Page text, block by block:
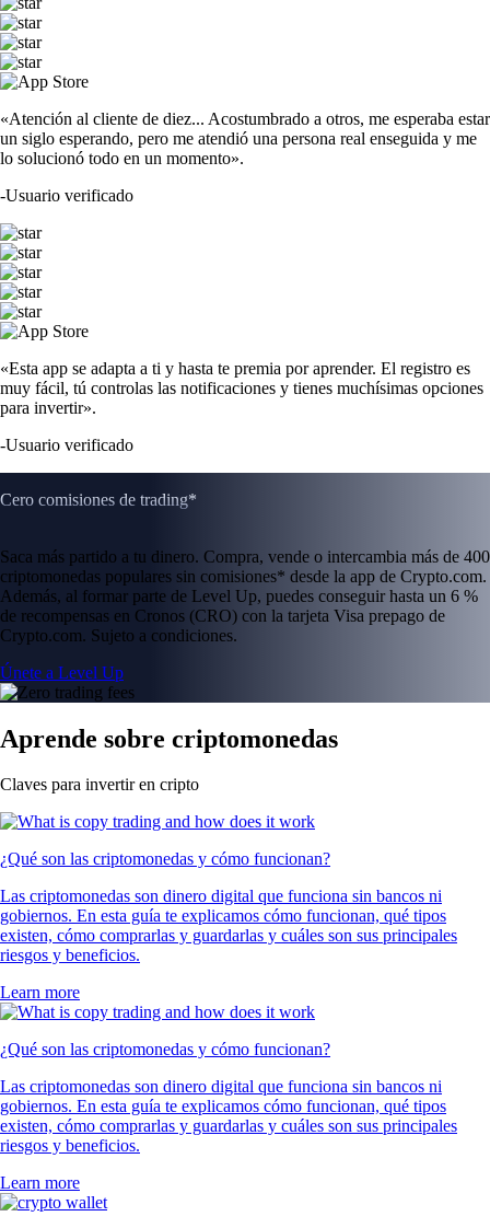
«Atención al cliente de diez... Acostumbrado a otros, me esperaba estar
un siglo esperando, pero me atendió una persona real enseguida y me
lo solucionó todo en un momento».
-Usuario verificado
«Esta app se adapta a ti y hasta te premia por aprender. El registro es
muy fácil, tú controlas las notificaciones y tienes muchísimas opciones
para invertir».
-Usuario verificado
Cero comisiones de trading*
Saca más partido a tu dinero. Compra, vende o intercambia más de 400
criptomonedas populares sin comisiones* desde la app de Crypto.com.
Además, al formar parte de Level Up, puedes conseguir hasta un 6 %
de recompensas en Cronos (CRO) con la tarjeta Visa prepago de
Crypto.com. Sujeto a condiciones.
Únete a Level Up
Aprende sobre criptomonedas
Claves para invertir en cripto
¿Qué son las criptomonedas y cómo funcionan?
Las criptomonedas son dinero digital que funciona sin bancos ni
gobiernos. En esta guía te explicamos cómo funcionan, qué tipos
existen, cómo comprarlas y guardarlas y cuáles son sus principales
riesgos y beneficios.
Learn more
¿Qué son las criptomonedas y cómo funcionan?
Las criptomonedas son dinero digital que funciona sin bancos ni
gobiernos. En esta guía te explicamos cómo funcionan, qué tipos
existen, cómo comprarlas y guardarlas y cuáles son sus principales
riesgos y beneficios.
Learn more